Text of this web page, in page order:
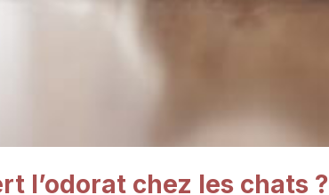
l’odorat chez les chats ?